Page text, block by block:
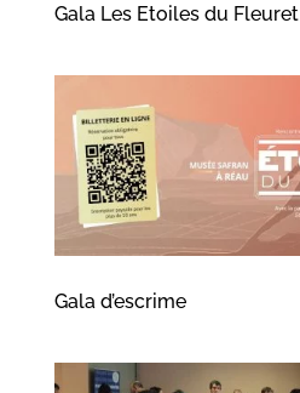
Gala Les Etoiles du Fleuret
Gala d’escrime